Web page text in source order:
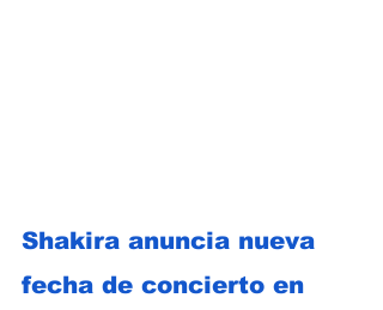
Shakira anuncia nueva
fecha de concierto en